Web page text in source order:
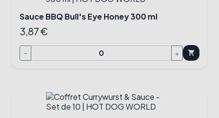
Sauce BBQ Bull's Eye Honey 300 ml
3,87 €
- + shopping_cart